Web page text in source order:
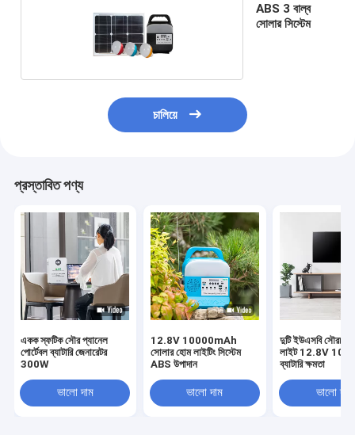
ABS 3 বাল্ব
সোলার সিস্টেম
চালিয়ে
প্রস্তাবিত পণ্য
একক স্ফটিক সৌর প্যানেল
পোর্টেবল ব্যাটারি জেনারেটর
300W
ভালো দাম
12.8V 10000mAh
সোলার হোম লাইটিং সিস্টেম
ABS উপাদান
ভালো দাম
দুটি ইউএসবি
লাইট 12.8V
ব্যাটারি ক্ষমতা
ভালো দাম